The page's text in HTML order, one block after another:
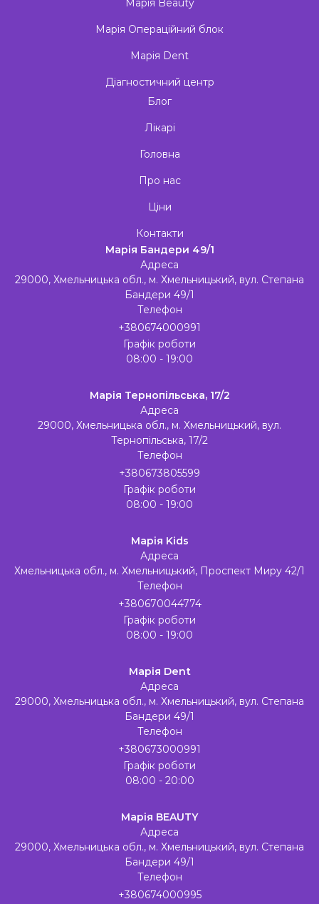
Марія Beauty
Марія Операційний блок
Марія Dent
Діагностичний центр
Блог
Лікарі
Головна
Про нас
Ціни
Контакти
Марія Бандери 49/1
Адреса
29000, Хмельницька обл., м. Хмельницький, вул. Степана
Бандери 49/1
Телефон
+380674000991
Графік роботи
08:00 - 19:00
Марія Тернопільська, 17/2
Адреса
29000, Хмельницька обл., м. Хмельницький, вул.
Тернопільська, 17/2
Телефон
+380673805599
Графік роботи
08:00 - 19:00
Марія Kids
Адреса
Хмельницька обл., м. Хмельницький, Проспект Миру 42/1
Телефон
+380670044774
Графік роботи
08:00 - 19:00
Марія Dent
Адреса
29000, Хмельницька обл., м. Хмельницький, вул. Степана
Бандери 49/1
Телефон
+380673000991
Графік роботи
08:00 - 20:00
Марія BEAUTY
Адреса
29000, Хмельницька обл., м. Хмельницький, вул. Степана
Бандери 49/1
Телефон
+380674000995